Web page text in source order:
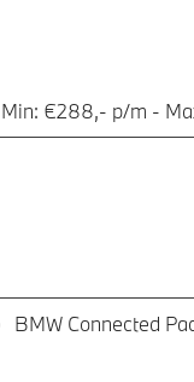
Min: €288,- p/m -
BMW Connected